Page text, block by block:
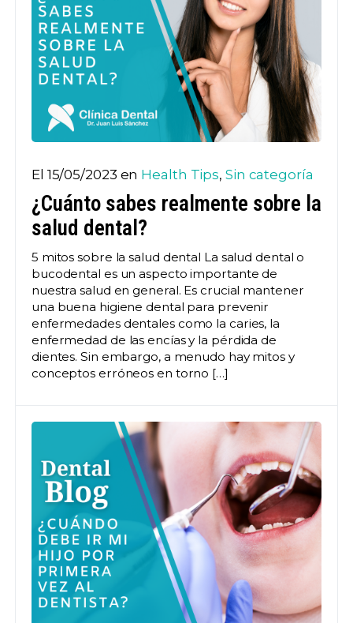
El 15/05/2023 en Health Tips, Sin categoría
¿Cuánto sabes realmente sobre la
salud dental?
5 mitos sobre la salud dental La salud dental o
bucodental es un aspecto importante de
nuestra salud en general. Es crucial mantener
una buena higiene dental para prevenir
enfermedades dentales como la caries, la
enfermedad de las encías y la pérdida de
dientes. Sin embargo, a menudo hay mitos y
conceptos erróneos en torno […]